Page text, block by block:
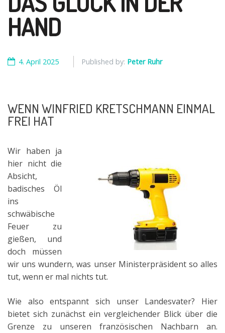
HAND
4. April 2025 Published by: Peter Ruhr
WENN WINFRIED KRETSCHMANN EINMAL
FREI HAT
Wir haben ja
hier nicht die
Absicht,
badisches Öl
ins
schwäbische
Feuer zu
gießen, und
doch müssen
wir uns wundern, was unser Ministerpräsident so alles
tut, wenn er mal nichts tut.
Wie also entspannt sich unser Landesvater? Hier
bietet sich zunächst ein vergleichender Blick über die
Grenze zu unseren französischen Nachbarn an.